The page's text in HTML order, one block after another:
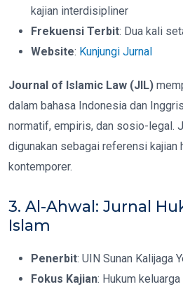
kajian interdisipliner
Frekuensi Terbit: Dua kali
Website: Kunjungi Jurnal
Journal of Islamic Law (JIL)
dalam bahasa Indonesia dan
normatif, empiris, dan sosio-legal.
digunakan sebagai referensi kajian
kontemporer.
3. Al-Ahwal: Jurnal
Islam
Penerbit: UIN Sunan Kalijaga
Fokus Kajian: Hukum